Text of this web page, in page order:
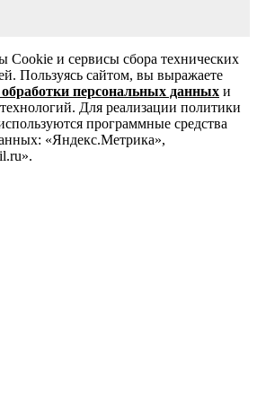
Cookie и сервисы сбора технических
Пользуясь сайтом, вы выражаете
персональных данных и
Для реализации политики
программные средства
«Яндекс.Метрика»,